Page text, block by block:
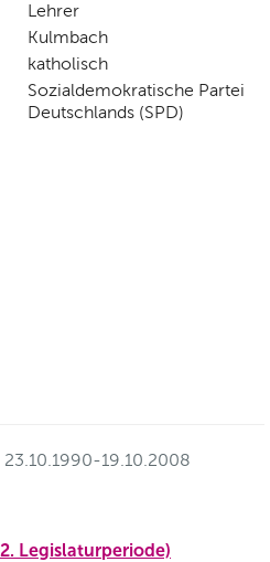
Lehrer
Kulmbach
katholisch
Sozialdemokratische Partei
Deutschlands (SPD)
23.10.1990-19.10.2008
Legislaturperiode)